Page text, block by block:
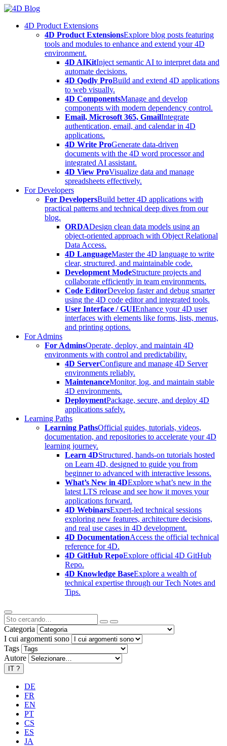
Skip
content4D Product Extensions
4D Product ExtensionsExplore blog posts featuring
tools and modules to enhance and extend your 4D
environment.
4D AIKitInject semantic AI to interpret data and
automate decisions.
4D Qodly ProBuild and extend 4D applications
to web visually.
4D ComponentsManage and develop
components with modern dependency control.
Email, Microsoft 365, GmailIntegrate
authentication, email, and calendar in 4D
applications.
4D Write ProGenerate data-driven
documents with the 4D word processor and
integrated AI assistant.
4D View ProVisualize data and manage
spreadsheets effectively.
For Developers
For DevelopersBuild better 4D applications with
practical patterns and technical deep dives from our
blog.
ORDADesign clean data models using an
object-oriented approach with Object Relational
Data Access.
4D LanguageMaster the 4D language to write
clear, structured, and maintainable code.
Development ModeStructure projects and
collaborate efficiently in team environments.
Code EditorDevelop faster and debug smarter
using the 4D code editor and integrated tools.
User Interface / GUIEnhance your 4D user
interfaces with elements like forms, lists, menus,
and printing options.
For Admins
For AdminsOperate, deploy, and maintain 4D
environments with control and predictability.
4D ServerConfigure and manage 4D Server
environments reliably.
MaintenanceMonitor, log, and maintain stable
4D environments.
DeploymentPackage, secure, and deploy 4D
applications safely.
Learning Paths
Learning PathsOfficial guides, tutorials, videos,
documentation, and repositories to accelerate your 4D
learning journey.
Learn 4DStructured, hands-on tutorials hosted
on Learn 4D, designed to guide you from
beginner to advanced with interactive lessons.
What’s New in 4DExplore what’s new in the
latest LTS release and see how it moves your
applications forward.
4D WebinarsExpert-led technical sessions
exploring new features, architecture decisions,
and real use cases in 4D development.
4D DocumentationAccess the official technical
reference for 4D.
4D GitHub RepoExplore official 4D GitHub
Repo.
4D Knowledge BaseExplore a wealth of
technical expertise through our Tech Notes and
Tips.
Categoria
I cui argomenti sono
Tags
Autore
IT ?
DE
FR
EN
PT
CS
ES
JA